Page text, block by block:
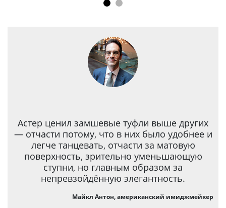
Астер ценил замшевые туфли выше других
— отчасти потому, что в них было удобнее и
легче танцевать, отчасти за матовую
поверхность, зрительно уменьшающую
ступни, но главным образом за
непревзойдённую элегантность.
Майкл Антон, американский имиджмейкер